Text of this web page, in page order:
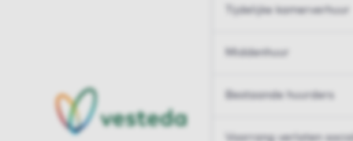
Tijdelijke kamerverhuur
Middenhuur
Bestaande huurders
Voorrang verlaten